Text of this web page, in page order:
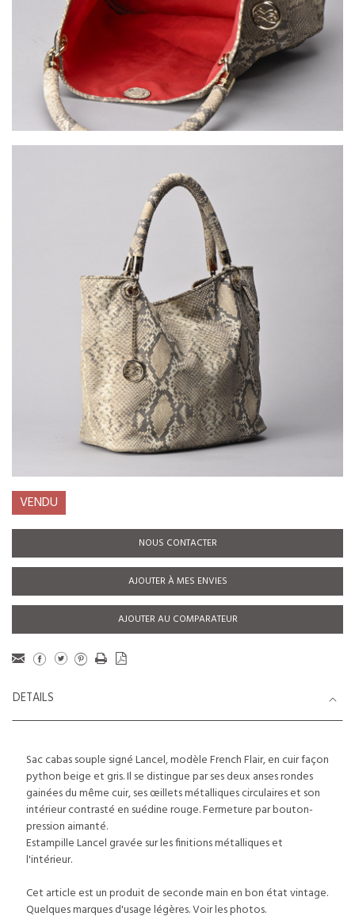
VENDU
NOUS CONTACTER
AJOUTER À MES ENVIES
AJOUTER AU COMPARATEUR
DETAILS
Sac cabas souple signé Lancel, modèle French Flair, en cuir façon
python beige et gris. Il se distingue par ses deux anses rondes
gainées du même cuir, ses œillets métalliques circulaires et son
intérieur contrasté en suédine rouge. Fermeture par bouton-
pression aimanté.
Estampille Lancel gravée sur les finitions métalliques et
l'intérieur.
Cet article est un produit de seconde main en bon état vintage.
Quelques marques d'usage légères. Voir les photos.